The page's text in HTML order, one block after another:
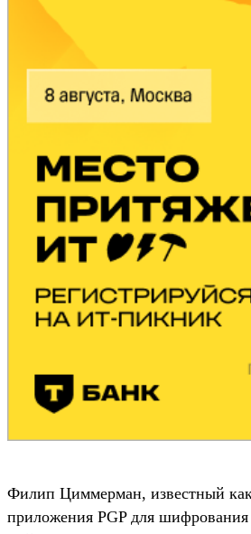
Филип Циммерман, известный как
приложения PGP для шифрования